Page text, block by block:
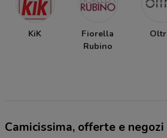
KiK
Fiorella
Rubino
Camicissima, offerte e negozi